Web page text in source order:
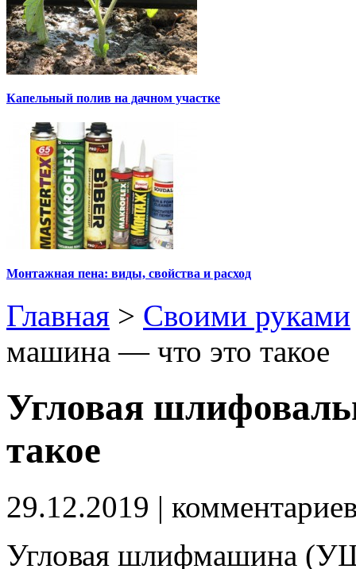
Капельный полив на дачном участке
Монтажная пена: виды, свойства и расход
Главная > Своими руками
машина — что это такое
Угловая
такое
29.12.2019 |
Угловая шлифмашина